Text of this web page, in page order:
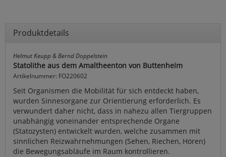
Produktdetails
Helmut Keupp & Bernd Doppelstein
Statolithe aus dem Amaltheenton von Buttenheim
Artikelnummer: FO220602
Seit Organismen die Mobilität für sich entdeckt haben,
wurden Sinnesorgane zur Orientierung erforderlich. Es
verwundert daher nicht, dass in nahezu allen Tiergruppen
unabhängig voneinander entsprechende Organe
(Statozysten) entwickelt wurden, welche zusammen mit
sinnlichen Reizwahrnehmungen (Sehen, Riechen, Hören)
die Bewegungsabläufe im Raum kontrollieren.